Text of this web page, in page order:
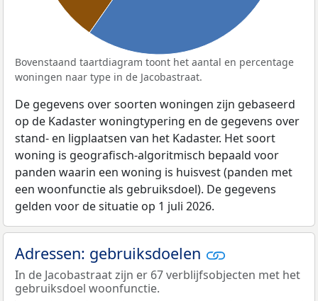
Bovenstaand taartdiagram toont het aantal en percentage
woningen naar type in de Jacobastraat.
De gegevens over soorten woningen zijn gebaseerd
op de Kadaster woningtypering en de gegevens over
stand- en ligplaatsen van het Kadaster. Het soort
woning is geografisch-algoritmisch bepaald voor
panden waarin een woning is huisvest (panden met
een woonfunctie als gebruiksdoel). De gegevens
gelden voor de situatie op 1 juli 2026.
Adressen: gebruiksdoelen
In de Jacobastraat zijn er 67 verblijfsobjecten met het
gebruiksdoel woonfunctie.